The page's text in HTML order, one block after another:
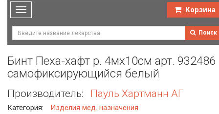
Toggle
navigation
Корзина
Поиск
Бинт Пеха-хафт р. 4мх10см арт. 932486
самофиксирующийся белый
Производитель: Пауль Хартманн АГ
Категория: Изделия мед. назначения